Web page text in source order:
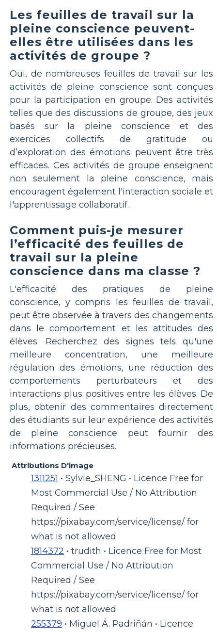
Les feuilles de travail sur la
pleine conscience peuvent-
elles être utilisées dans les
activités de groupe ?
Oui, de nombreuses feuilles de travail sur les
activités de pleine conscience sont conçues
pour la participation en groupe. Des activités
telles que des discussions de groupe, des jeux
basés sur la pleine conscience et des
exercices collectifs de gratitude ou
d’exploration des émotions peuvent être très
efficaces. Ces activités de groupe enseignent
non seulement la pleine conscience, mais
encouragent également l'interaction sociale et
l'apprentissage collaboratif.
Comment puis-je mesurer
l’efficacité des feuilles de
travail sur la pleine
conscience dans ma classe ?
L'efficacité des pratiques de pleine
conscience, y compris les feuilles de travail,
peut être observée à travers des changements
dans le comportement et les attitudes des
élèves. Recherchez des signes tels qu'une
meilleure concentration, une meilleure
régulation des émotions, une réduction des
comportements perturbateurs et des
interactions plus positives entre les élèves. De
plus, obtenir des commentaires directement
des étudiants sur leur expérience des activités
de pleine conscience peut fournir des
informations précieuses.
Attributions D'image
1311251 • Sylvie_SHENG • Licence Free for
Most Commercial Use / No Attribution
Required / See
https://pixabay.com/service/license/ for
what is not allowed
1814372 • trudith • Licence Free for Most
Commercial Use / No Attribution
Required / See
https://pixabay.com/service/license/ for
what is not allowed
255379 • Miguel Á. Padriñán • Licence